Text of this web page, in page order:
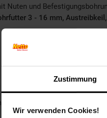
Zustimmung
Wir verwenden Cookies!
Nuten und
3 - 16 mm,